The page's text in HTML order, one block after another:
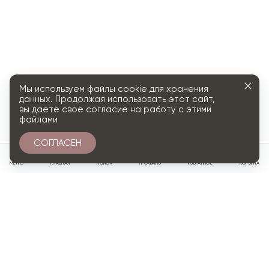
МЕНЮ ГЛАВНАЯ ПОИСК ПРОФИЛЬ ИЗБРАННОЕ КОРЗИНА
Мы используем файлы cookie для хранения
данных. Продолжая использовать этот сайт,
вы даете свое согласие на работу с этими
файлами
СОГЛАСЕН